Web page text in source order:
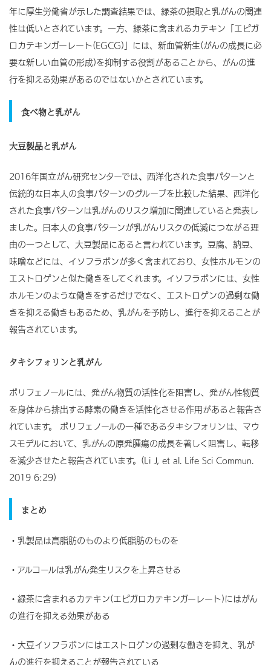
年に厚生労働省が示した調査結果では、緑茶の摂取と乳がんの関連
性は低いとされています。一方、緑茶に含まれるカテキン「エピガ
ロカテキンガーレート(EGCG)」には、新血管新生(がんの成長に必
要な新しい血管の形成)を抑制する役割があることから、がんの進
行を抑える効果があるのではないかとされています。
食べ物と乳がん
大豆製品と乳がん
2016年国立がん研究センターでは、 西洋化された食事パターンと
伝統的な日本人の食事パターンのグループを比較した結果、西洋化
された食事パターンは乳がんのリスク増加に関連していると発表し
ました。日本人の食事パターンが乳がんリスクの低減につながる理
由の一つとして、大豆製品にあると言われています。豆腐、納豆、
味噌などには、イソフラボンが多く含まれており、女性ホルモンの
エストロゲンと似た働きをしてくれます。イソフラボンには、女性
ホルモンのような働きをするだけでなく、エストロゲンの過剰な働
きを抑える働きもあるため、乳がんを予防し、進行を抑えることが
報告されています。
タキシフォリンと乳がん
ポリフェノールには、発がん物質の活性化を阻害し、発がん性物質
を身体から排出する酵素の働きを活性化させる作用があると報告さ
れています。 ポリフェノールの一種であるタキシフォリンは、マウ
スモデルにおいて、乳がんの原発腫瘍の成長を著しく阻害し、転移
を減少させたと報告されています。(Li J, et al. Life Sci Commun.
2019 6:29)
まとめ
・乳製品は高脂肪のものより低脂肪のものを
・アルコールは乳がん発生リスクを上昇させる
・緑茶に含まれるカテキン(エピガロカテキンガーレート)にはがん
の進行を抑える効果がある
・大豆イソフラボンにはエストロゲンの過剰な働きを抑え、乳が
んの進行を抑えることが報告されている